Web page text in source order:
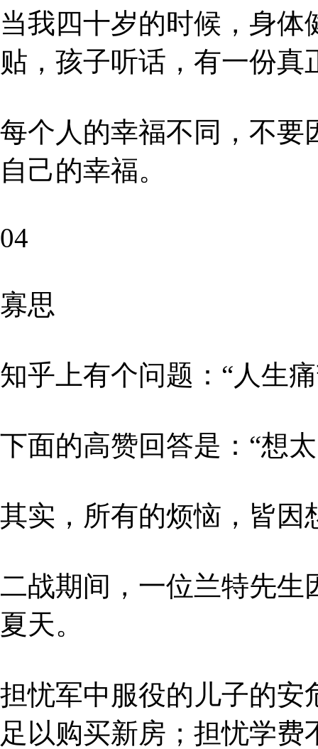
当我四十岁的时候，身
贴，孩子听话，有一份
每个人的幸福不同，不要
自己的幸福。
04
寡思
知乎上有个问题：“人生
下面的高赞回答是：“想
其实，所有的烦恼，皆因
二战期间，一位兰特先生
夏天。
担忧军中服役的儿子的安
足以购买新房；担忧学